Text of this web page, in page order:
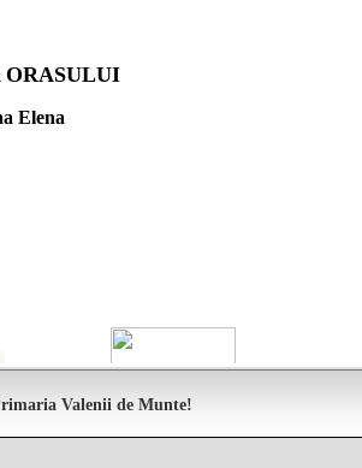
ORASULUI
Elena
Valenii de Munte!